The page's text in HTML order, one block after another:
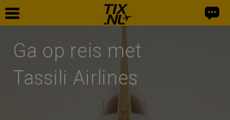
Vliegtickets
Ga op reis met
Tassili Airlines